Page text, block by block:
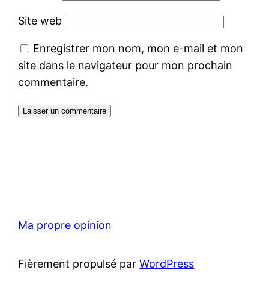
Site web
Enregistrer mon nom, mon e-mail et mon
site dans le navigateur pour mon prochain
commentaire.
Ma propre opinion
Fièrement propulsé parWordPress